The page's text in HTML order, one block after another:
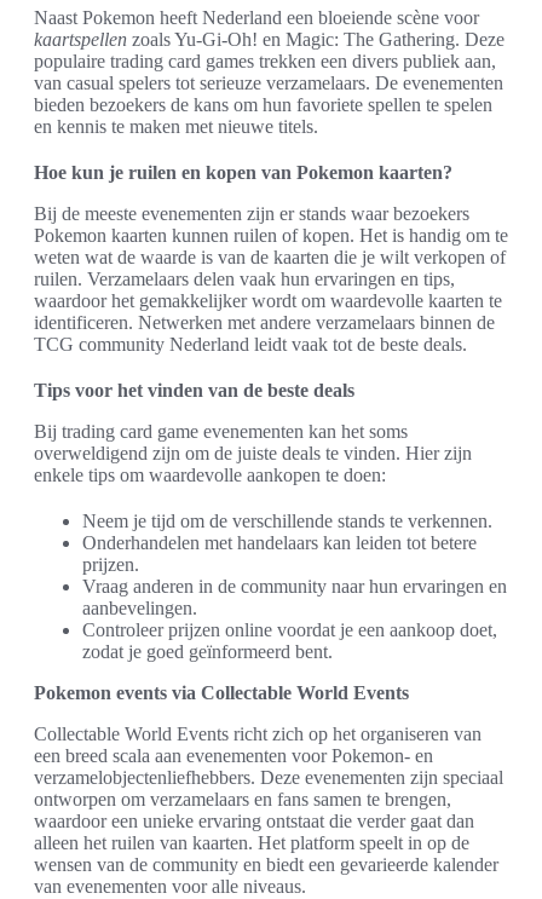
Naast Pokemon heeft Nederland een bloeiende scène voor
kaartspellen zoals Yu-Gi-Oh! en Magic: The Gathering. Deze
populaire trading card games trekken een divers publiek aan,
van casual spelers tot serieuze verzamelaars. De evenementen
bieden bezoekers de kans om hun favoriete spellen te spelen
en kennis te maken met nieuwe titels.
Hoe kun je ruilen en kopen van Pokemon kaarten?
Bij de meeste evenementen zijn er stands waar bezoekers
Pokemon kaarten kunnen ruilen of kopen. Het is handig om te
weten wat de waarde is van de kaarten die je wilt verkopen of
ruilen. Verzamelaars delen vaak hun ervaringen en tips,
waardoor het gemakkelijker wordt om waardevolle kaarten te
identificeren. Netwerken met andere verzamelaars binnen de
TCG community Nederland leidt vaak tot de beste deals.
Tips voor het vinden van de beste deals
Bij trading card game evenementen kan het soms
overweldigend zijn om de juiste deals te vinden. Hier zijn
enkele tips om waardevolle aankopen te doen:
Neem je tijd om de verschillende stands te verkennen.
Onderhandelen met handelaars kan leiden tot betere
prijzen.
Vraag anderen in de community naar hun ervaringen en
aanbevelingen.
Controleer prijzen online voordat je een aankoop doet,
zodat je goed geïnformeerd bent.
Pokemon events via Collectable World Events
Collectable World Events richt zich op het organiseren van
een breed scala aan evenementen voor Pokemon- en
verzamelobjectenliefhebbers. Deze evenementen zijn speciaal
ontworpen om verzamelaars en fans samen te brengen,
waardoor een unieke ervaring ontstaat die verder gaat dan
alleen het ruilen van kaarten. Het platform speelt in op de
wensen van de community en biedt een gevarieerde kalender
van evenementen voor alle niveaus.